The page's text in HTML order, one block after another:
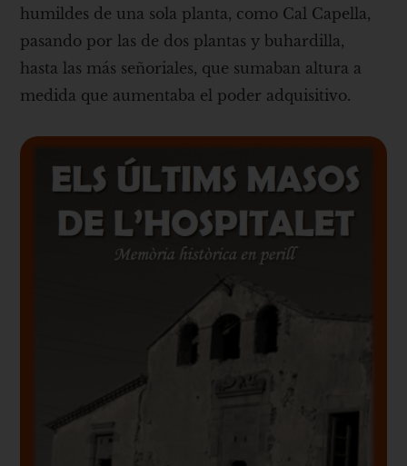
humildes de una sola planta, como Cal Capella,
pasando por las de dos plantas y buhardilla,
hasta las más señoriales, que sumaban altura a
medida que aumentaba el poder adquisitivo.